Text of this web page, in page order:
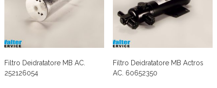
Filtro Deidratatore MB AC.
252126054
Filtro Deidratatore MB Actros
AC. 60652350